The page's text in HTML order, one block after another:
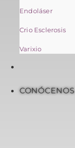
Endoláser
Crio Esclerosis
Varixio
CONÓCENOS